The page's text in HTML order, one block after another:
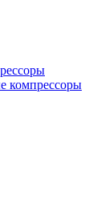
компрессоры